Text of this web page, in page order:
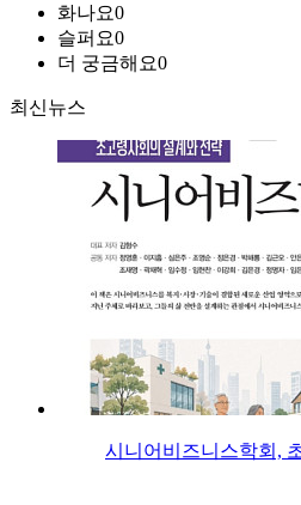
화나요0
슬퍼요0
더 궁금해요0
최신뉴스
시니어비즈니스학회,